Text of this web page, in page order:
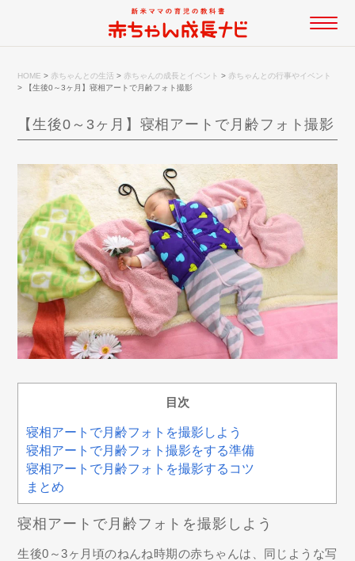
HOME > 赤ちゃんとの生活 > 赤ちゃんの成長とイベント > 赤ちゃんとの行事やイベント
>
【生後0～3ヶ月】寝相アートで月齢フォト撮影
【生後0～3ヶ月】寝相アートで月齢フォト撮影
目次
寝相アートで月齢フォトを撮影しよう
寝相アートで月齢フォト撮影をする準備
寝相アートで月齢フォトを撮影するコツ
まとめ
寝相アートで月齢フォトを撮影しよう
生後0～3ヶ月頃のねんね時期の赤ちゃんは、同じような写